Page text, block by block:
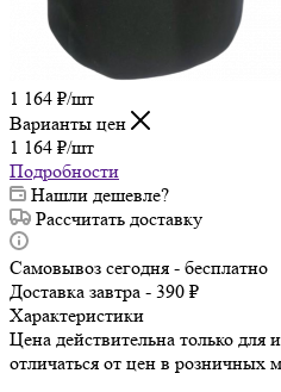
1 164 ₽/шт
Варианты цен
1 164 ₽/шт
Подробности
Нашли дешевле?
Рассчитать доставку
Самовывоз сегодня - бесплатно
Доставка завтра - 390 ₽
Характеристики
Цена действительна только для
отличаться от цен в розничных